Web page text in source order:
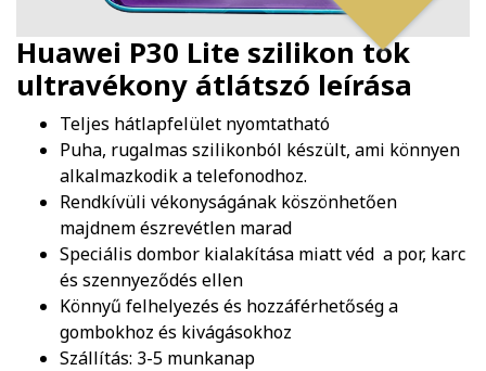
Huawei P30 Lite szilikon tok
ultravékony átlátszó leírása
Teljes hátlapfelület nyomtatható
Puha, rugalmas szilikonból készült, ami könnyen
alkalmazkodik a telefonodhoz.
Rendkívüli vékonyságának köszönhetően
majdnem észrevétlen marad
Speciális dombor kialakítása miatt véd a por, karc
és szennyeződés ellen
Könnyű felhelyezés és hozzáférhetőség a
gombokhoz és kivágásokhoz
Szállítás: 3-5 munkanap